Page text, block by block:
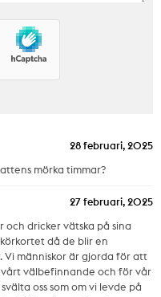
28 februari, 2025
mörka timmar?
27 februari, 2025
dricker vätska på sina
då de blir en
människor är gjorda för att
välbefinnande och för vår
oss som om vi levde på